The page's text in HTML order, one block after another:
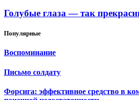
Голубые глаза — так
Популярные
Воспоминание
Письмо солдату
Форсига: эффективное средство в